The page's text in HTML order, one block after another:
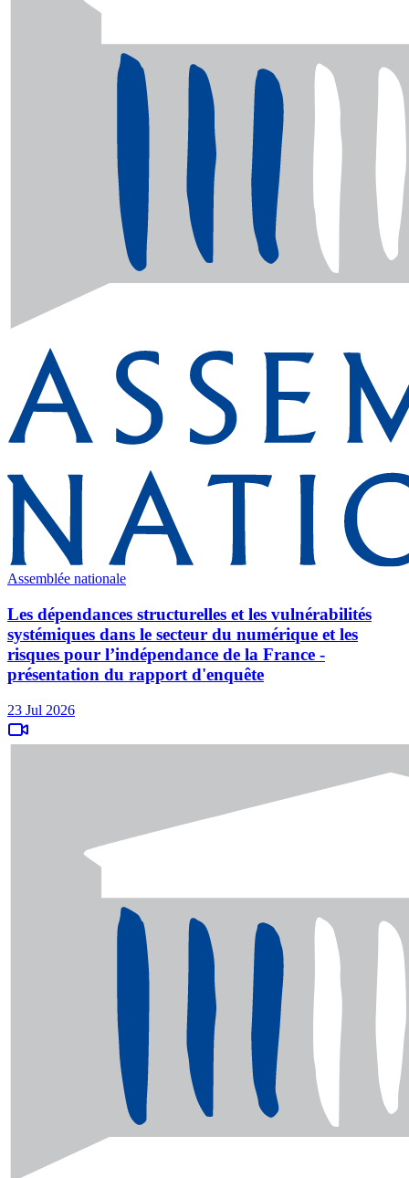
Assemblée nationale
Les dépendances structurelles et les vulnérabilités
systémiques dans le secteur du numérique et les
risques pour l’indépendance de la France -
présentation du rapport d'enquête
23 Jul 2026